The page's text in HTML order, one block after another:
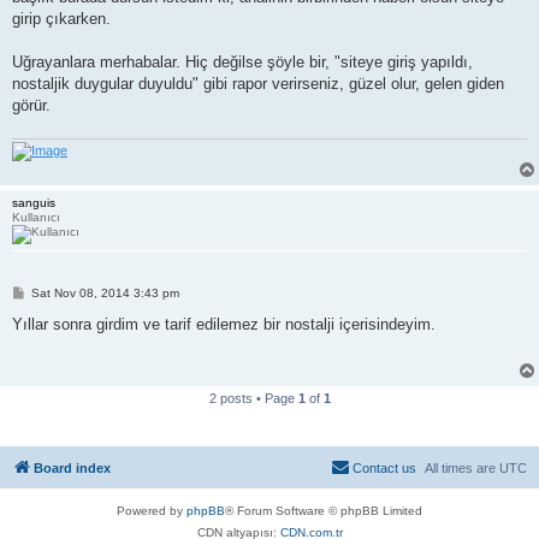
girip çıkarken.
Uğrayanlara merhabalar. Hiç değilse şöyle bir, "siteye giriş yapıldı,
nostaljik duygular duyuldu" gibi rapor verirseniz, güzel olur, gelen giden
görür.
sanguis
Kullanıcı
P
s
Sat Nov 08, 2014 3:43 pm
Yıllar sonra girdim ve tarif edilemez bir nostalji içerisindeyim.
2 posts • Page 1 of 1
Board index All times are UTC
Contact us
Powered by phpBB® Forum Software © phpBB Limited
CDN altyapısı: CDN.com.tr